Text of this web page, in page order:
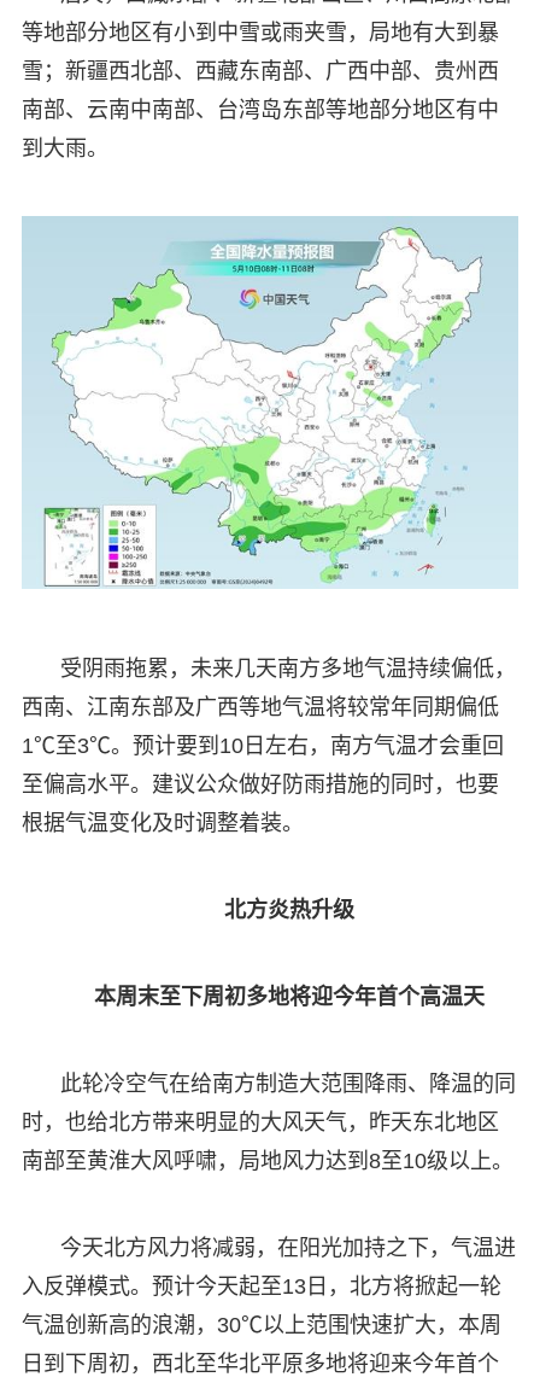
等地部分地区有小到中雪或雨夹雪，局地有大到暴
雪；新疆西北部、西藏东南部、广西中部、贵州西
南部、云南中南部、台湾岛东部等地部分地区有中
到大雨。
受阴雨拖累，未来几天南方多地气温持续偏低，
西南、江南东部及广西等地气温将较常年同期偏低
1℃至3℃。预计要到10日左右，南方气温才会重回
至偏高水平。建议公众做好防雨措施的同时，也要
根据气温变化及时调整着装。
北方炎热升级
本周末至下周初多地将迎今年首个高温天
此轮冷空气在给南方制造大范围降雨、降温的同
时，也给北方带来明显的大风天气，昨天东北地区
南部至黄淮大风呼啸，局地风力达到8至10级以上。
今天北方风力将减弱，在阳光加持之下，气温进
入反弹模式。预计今天起至13日，北方将掀起一轮
气温创新高的浪潮，30℃以上范围快速扩大，本周
日到下周初，西北至华北平原多地将迎来今年首个